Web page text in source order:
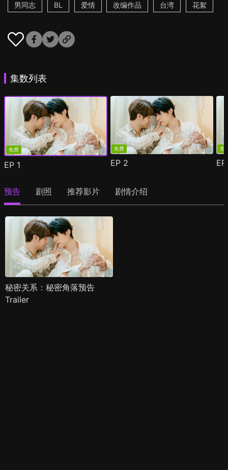
男同志
BL 爱情 改编作品 台湾 花絮
集数列表
免费
EP 1
免费
EP 2
免
预告 剧照 推荐影片 剧情介绍
秘密关系：秘密角落预告
Trailer